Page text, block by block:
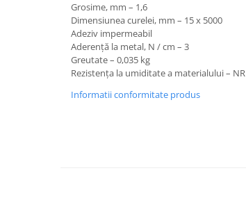
Grosime, mm – 1,6
Dimensiunea curelei, mm – 15 x 5000
Adeziv impermeabil
Aderență la metal, N / cm – 3
Greutate – 0,035 kg
Rezistența la umiditate a materialului – NR
Informatii conformitate produs